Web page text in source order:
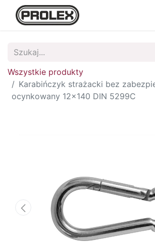
Wszystkie produkty
Karabińczyk strażacki bez
ocynkowany 12x140 DIN 5299C